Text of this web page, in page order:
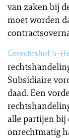
van zaken bij
moet worden
Gerechtshof 's-
Subsidiaire
daad. Een
alle partijen bij
onrechtmatig